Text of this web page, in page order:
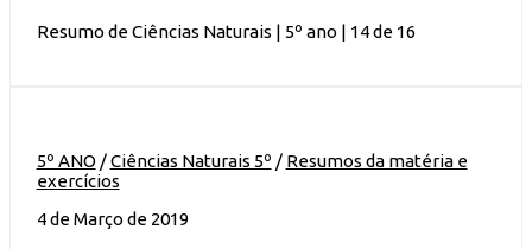
Resumo de Ciências Naturais | 5º ano | 14 de 16
5º ANO /Ciências Naturais 5º / Resumos da matéria e
exercícios
4 de Março de 2019